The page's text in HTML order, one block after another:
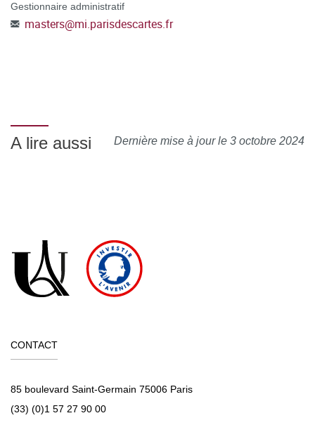
Gestionnaire administratif
masters@mi.parisdescartes.fr
Dernière mise à jour le 3 octobre 2024
A lire aussi
CONTACT
85 boulevard Saint-Germain 75006 Paris
(33) (0)1 57 27 90 00